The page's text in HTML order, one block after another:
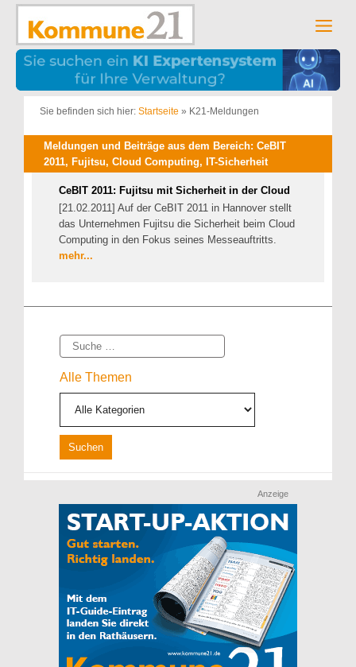
Zum
springen
Sie befinden sich hier: Startseite » K21-Meldungen
Meldungen und Beiträge aus dem Bereich: CeBIT
2011, Fujitsu, Cloud Computing, IT-Sicherheit
CeBIT 2011: Fujitsu mit Sicherheit in der Cloud
[21.02.2011] Auf der CeBIT 2011 in Hannover stellt
das Unternehmen Fujitsu die Sicherheit beim Cloud
Computing in den Fokus seines Messeauftritts.
mehr...
Suche
Alle Themen
Anzeige